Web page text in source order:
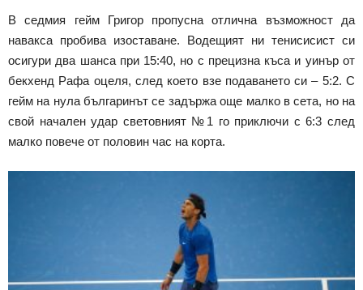
В седмия гейм Григор пропусна отлична възможност да
навакса пробива изоставане. Водещият ни тенисисист си
осигури два шанса при 15:40, но с прецизна къса и уинър от
бекхенд Рафа оцеля, след което взе подаването си – 5:2. С
гейм на нула българинът се задържа още малко в сета, но на
свой начален удар световният №1 го приключи с 6:3 след
малко повече от половин час на корта.